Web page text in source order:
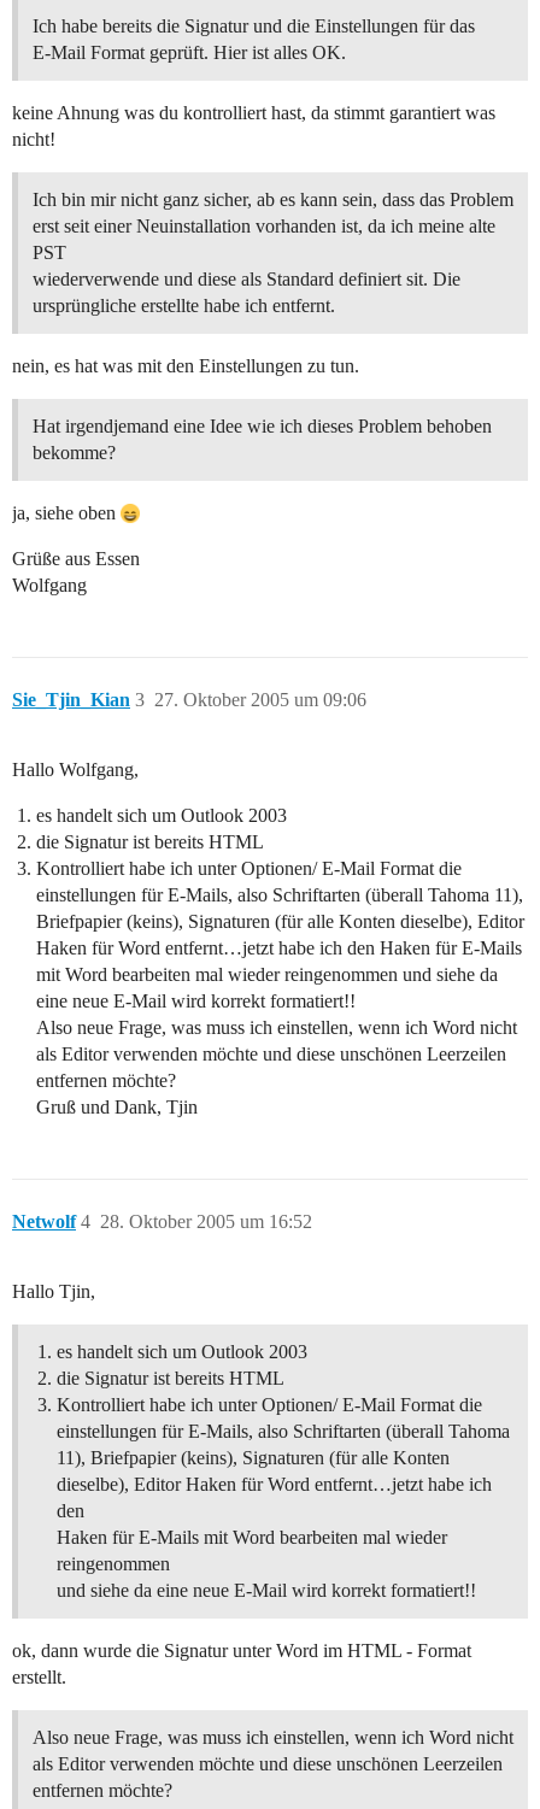
Ich habe bereits die Signatur und die Einstellungen für das
E-Mail Format geprüft. Hier ist alles OK.
keine Ahnung was du kontrolliert hast, da stimmt garantiert was
nicht!
Ich bin mir nicht ganz sicher, ab es kann sein, dass das Problem
erst seit einer Neuinstallation vorhanden ist, da ich meine alte
PST
wiederverwende und diese als Standard definiert sit. Die
ursprüngliche erstellte habe ich entfernt.
nein, es hat was mit den Einstellungen zu tun.
Hat irgendjemand eine Idee wie ich dieses Problem behoben
bekomme?
ja, siehe oben
Grüße aus Essen
Wolfgang
Sie_Tjin_Kian 27. Oktober 2005 um 09:06
3
Hallo Wolfgang,
es handelt sich um Outlook 2003
die Signatur ist bereits HTML
Kontrolliert habe ich unter Optionen/ E-Mail Format die
einstellungen für E-Mails, also Schriftarten (überall Tahoma 11),
Briefpapier (keins), Signaturen (für alle Konten dieselbe), Editor
Haken für Word entfernt…jetzt habe ich den Haken für E-Mails
mit Word bearbeiten mal wieder reingenommen und siehe da
eine neue E-Mail wird korrekt formatiert!!
Also neue Frage, was muss ich einstellen, wenn ich Word nicht
als Editor verwenden möchte und diese unschönen Leerzeilen
entfernen möchte?
Gruß und Dank, Tjin
Netwolf 28. Oktober 2005 um 16:52
4
Hallo Tjin,
es handelt sich um Outlook 2003
die Signatur ist bereits HTML
Kontrolliert habe ich unter Optionen/ E-Mail Format die
einstellungen für E-Mails, also Schriftarten (überall Tahoma
11), Briefpapier (keins), Signaturen (für alle Konten
dieselbe), Editor Haken für Word entfernt…jetzt habe ich
den
Haken für E-Mails mit Word bearbeiten mal wieder
reingenommen
und siehe da eine neue E-Mail wird korrekt formatiert!!
ok, dann wurde die Signatur unter Word im HTML - Format
erstellt.
Also neue Frage, was muss ich einstellen, wenn ich Word nicht
als Editor verwenden möchte und diese unschönen Leerzeilen
entfernen möchte?